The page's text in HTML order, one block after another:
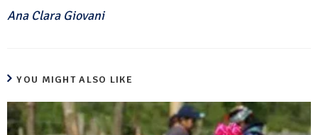
Ana Clara Giovani
YOU MIGHT ALSO LIKE